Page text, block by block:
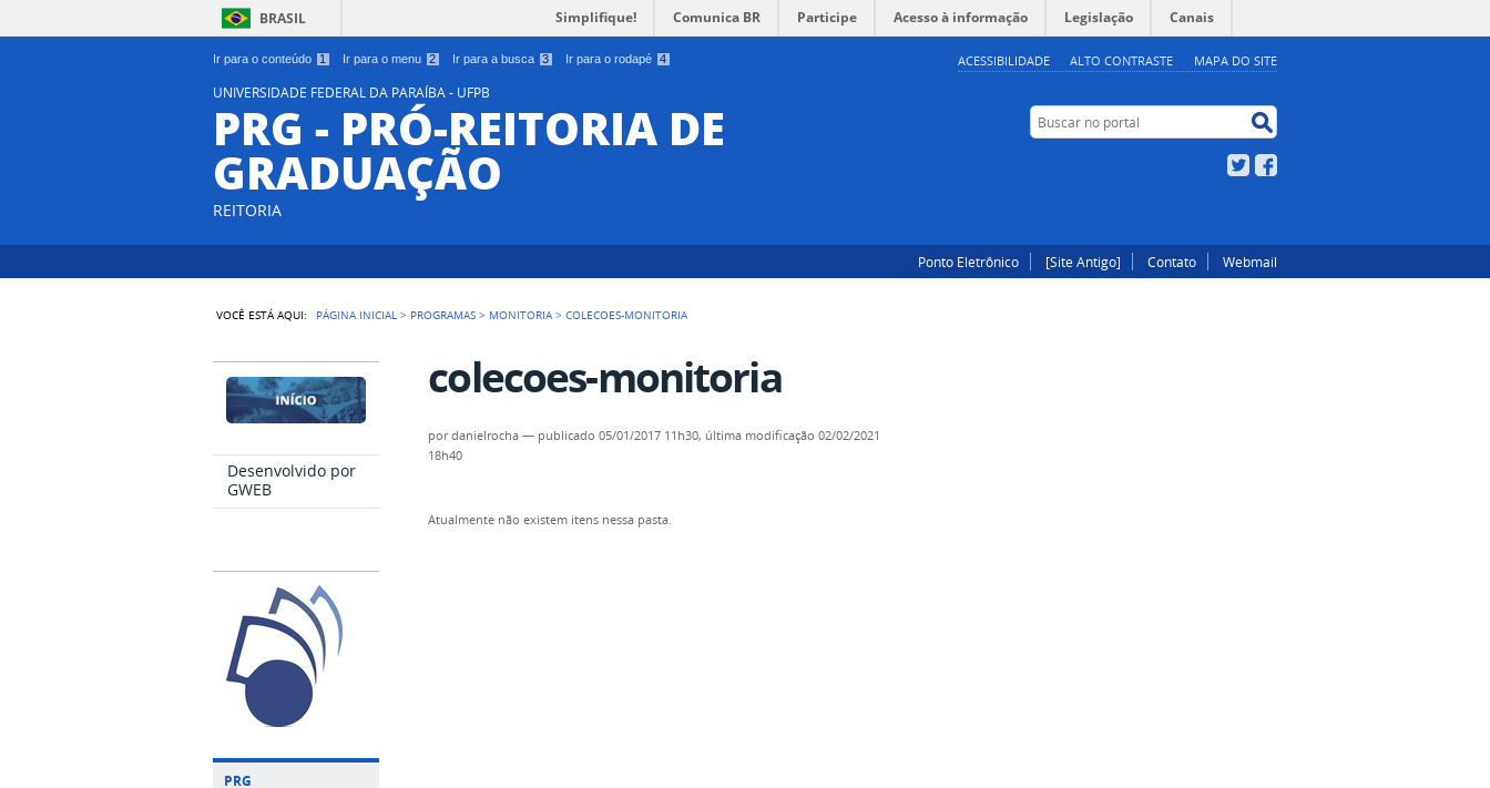
Ir para o conteúdo 1 Ir para o menu 2 Ir para a busca 3 Ir para o rodapé 4 ACESSIBILIDADE ALTO CONTRASTE MAPA DO SITE
BRASIL Simplifique! Comunica BR Participe Acesso à informação Legislação Canais
UNIVERSIDADE FEDERAL DA PARAÍBA - UFPB
PRG - PRÓ-REITORIA DE
GRADUAÇÃO
REITORIA
Buscar no portal
Twitter
Ponto Eletrônico [Site Antigo] Contato Webmail
VOCÊ ESTÁ AQUI: PÁGINA INICIAL > PROGRAMAS > MONITORIA >COLECOES-MONITORIA
Desenvolvido por
GWEB
PRG
colecoes-monitoria
pordanielrocha — publicado 05/01/2017 11h30, última modificação 02/02/2021
18h40
Atualmente não existem itens nessa pasta.